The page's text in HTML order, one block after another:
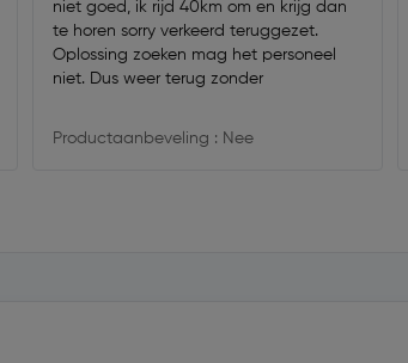
niet goed, ik rijd 40km om en krijg dan
te horen sorry verkeerd teruggezet.
Oplossing zoeken mag het personeel
niet. Dus weer terug zonder
Productaanbeveling : Nee